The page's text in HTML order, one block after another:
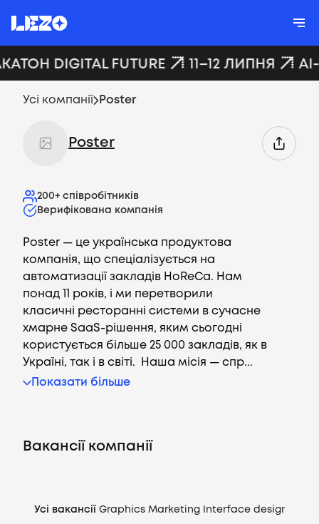
DIGITAL FUTURE 11–12 ЛИПНЯ
Усі компанії Poster
Poster
200+ співробітників
Верифікована компанія
Poster — це українська продуктова
компанія, що спеціалізується на
автоматизації закладів HoReCa. Нам
понад 11 років, і ми перетворили
класичні ресторанні системи в сучасне
хмарне SaaS-рішення, яким сьогодні
користується більше 25 000 закладів, як в
Україні, так і в світі. Наша місія — спр...
Показати більше
Вакансії компанії
Усі вакансії Graphics Marketing Interface design